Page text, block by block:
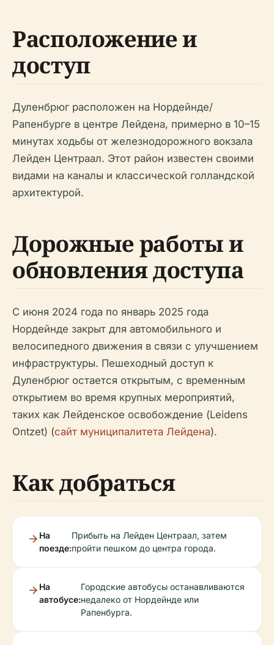
Расположение и
доступ
Дуленбрюг расположен на Нордейнде/
Рапенбурге в центре Лейдена, примерно в 10–15
минутах ходьбы от железнодорожного вокзала
Лейден Центраал. Этот район известен своими
видами на каналы и классической голландской
архитектурой.
Дорожные работы и
обновления доступа
С июня 2024 года по январь 2025 года
Нордейнде закрыт для автомобильного и
велосипедного движения в связи с улучшением
инфраструктуры. Пешеходный доступ к
Дуленбрюг остается открытым, с временным
открытием во время крупных мероприятий,
таких как Лейденское освобождение (Leidens
Ontzet) (сайт муниципалитета Лейдена).
Как добраться
На
поезде:
Прибыть на Лейден Центраал, затем
пройти пешком до центра города.
На
автобусе:
Городские автобусы останавливаются
недалеко от Нордейнде или
Рапенбурга.